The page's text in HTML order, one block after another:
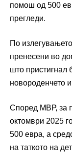
помош од 500
прегледи.
По
пренесени во
што пристигнал
новороденчето
Според МВР, за
октомври 2025
500 евра, а
на таткото на